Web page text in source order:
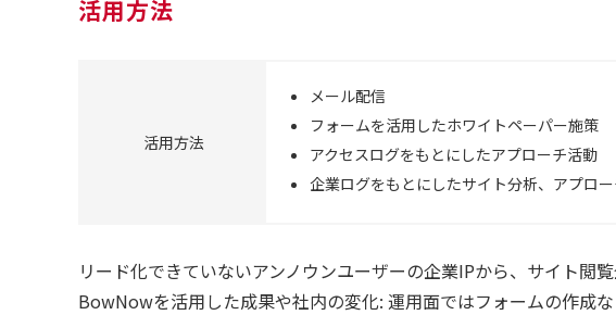
活用方法
活用方法
メール配信
フォームを活用したホワイトペーパー施策
アクセスログをもとにしたアプローチ活動
企業ログをもとにしたサイト分析、アプロ
リード化できていないアンノウンユーザーの企業IPから、サイト閲
BowNowを活用した成果や社内の変化: 運用面ではフォームの作成